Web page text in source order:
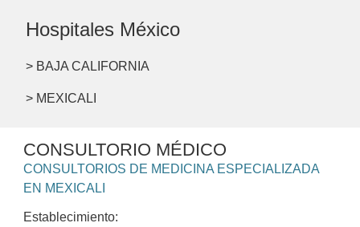
Hospitales México
> BAJA CALIFORNIA
> MEXICALI
CONSULTORIO MÉDICO
CONSULTORIOS DE MEDICINA ESPECIALIZADA
EN MEXICALI
Establecimiento: